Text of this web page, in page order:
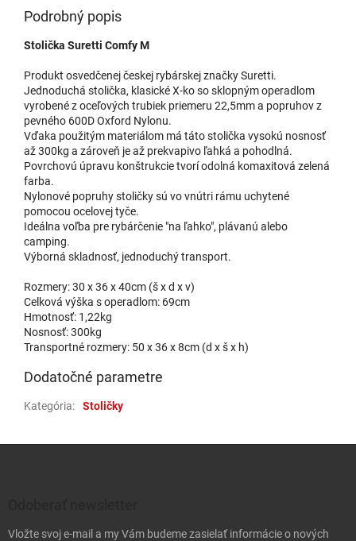
Podrobný popis
Stolička Suretti Comfy M
Produkt osvedčenej českej rybárskej značky Suretti.
Jednoduchá stolička, klasické X-ko so sklopným operadlom
vyrobené z oceľových trubiek priemeru 22,5mm a popruhov z
pevného 600D Oxford Nylonu.
Vďaka použitým materiálom má táto stolička vysokú nosnosť
až 300kg a zároveň je až prekvapivo ľahká a pohodlná.
Povrchovú úpravu konštrukcie tvorí odolná komaxitová zelená
farba.
Nylonové popruhy stoličky sú vo vnútri rámu uchytené
pomocou ocelovej tyče.
Ideálna voľba pre rybárčenie "na ľahko", plávanú alebo
camping.
Výborná skladnosť, jednoduchý transport.
Rozmery: 30 x 36 x 40cm (š x d x v)
Celková výška s operadlom: 69cm
Hmotnosť: 1,22kg
Nosnosť: 300kg
Transportné rozmery: 50 x 36 x 8cm (d x š x h)
Dodatočné parametre
Kategória: Stoličky
Vložte svoj e-mail a my Vám budeme zasielať informácie o nových